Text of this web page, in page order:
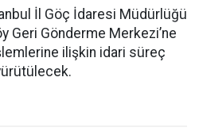
İl Göç İdaresi Müdürlüğü
Geri Gönderme Merkezi’ne
ilişkin idari süreç